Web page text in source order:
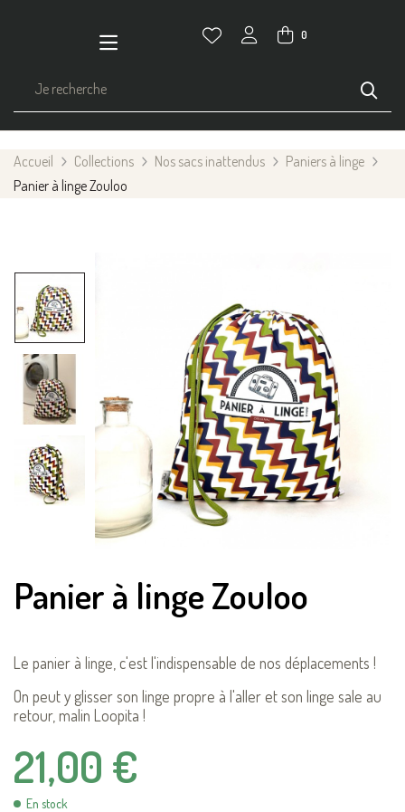
0
Accueil Collections Nos sacs inattendus
Paniers à linge
Panier à linge Zouloo
Panier à linge Zouloo
Le panier à linge, c'est l'indispensable de nos déplacements !
On peut y glisser son linge propre à l'aller et son linge sale au
retour, malin Loopita !
21,00 €
En stock